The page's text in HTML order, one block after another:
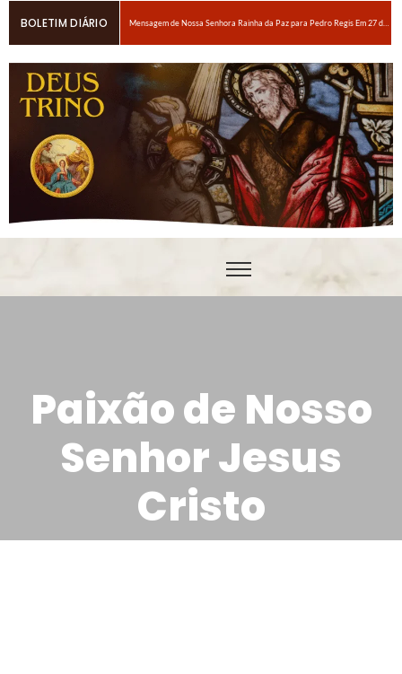
BOLETIM DIÁRIO
6 maneiras fáceis de orar se você estiver espiritualmente cansado
Oração para obter um amor ardente a Nosso Senhor Jesus Cristo
Em breve, grandes provações!Nossa Senhora Rainha do Rosário e da paz para Edson Glauber em 29 de novembro de 2020
Pedro – Escolha sempre a porta estreita
Paixão de Nosso
Senhor Jesus
Cristo